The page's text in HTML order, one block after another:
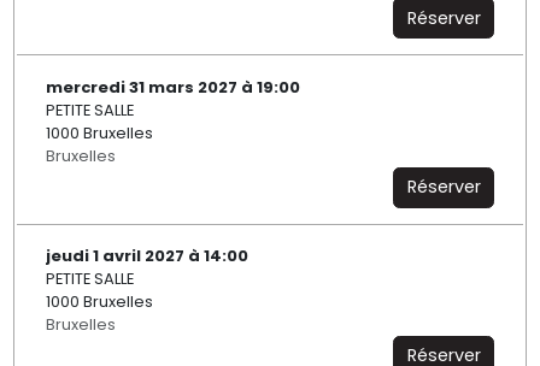
Réserver
mercredi 31 mars 2027 à 19:00
PETITE SALLE
1000 Bruxelles
Bruxelles
Réserver
jeudi 1 avril 2027 à 14:00
PETITE SALLE
1000 Bruxelles
Bruxelles
Réserver